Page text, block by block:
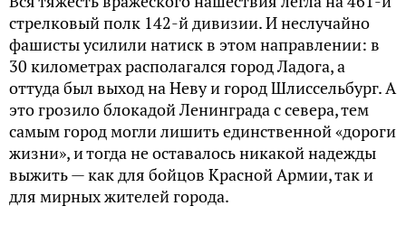
стрелковый полк 142-й дивизии. И неслучайно
фашисты усилили натиск в этом направлении: в
30 километрах располагался город Ладога, а
оттуда был выход на Неву и город Шлиссельбург. А
это грозило блокадой Ленинграда с севера, тем
самым город могли лишить единственной «дороги
жизни», и тогда не оставалось никакой надежды
выжить — как для бойцов Красной Армии, так и
для мирных жителей города.